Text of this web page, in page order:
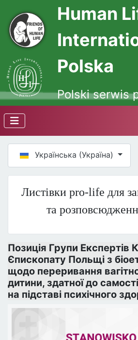
Human
Polska
Polski serwis
Оберіть свою мову
Українська (Україна)
Листівки pro-life для
та
Позиція Групи Експертів
Єпископату Польщі з
щодо переривання
дитини, здатної до
на підставі психічного